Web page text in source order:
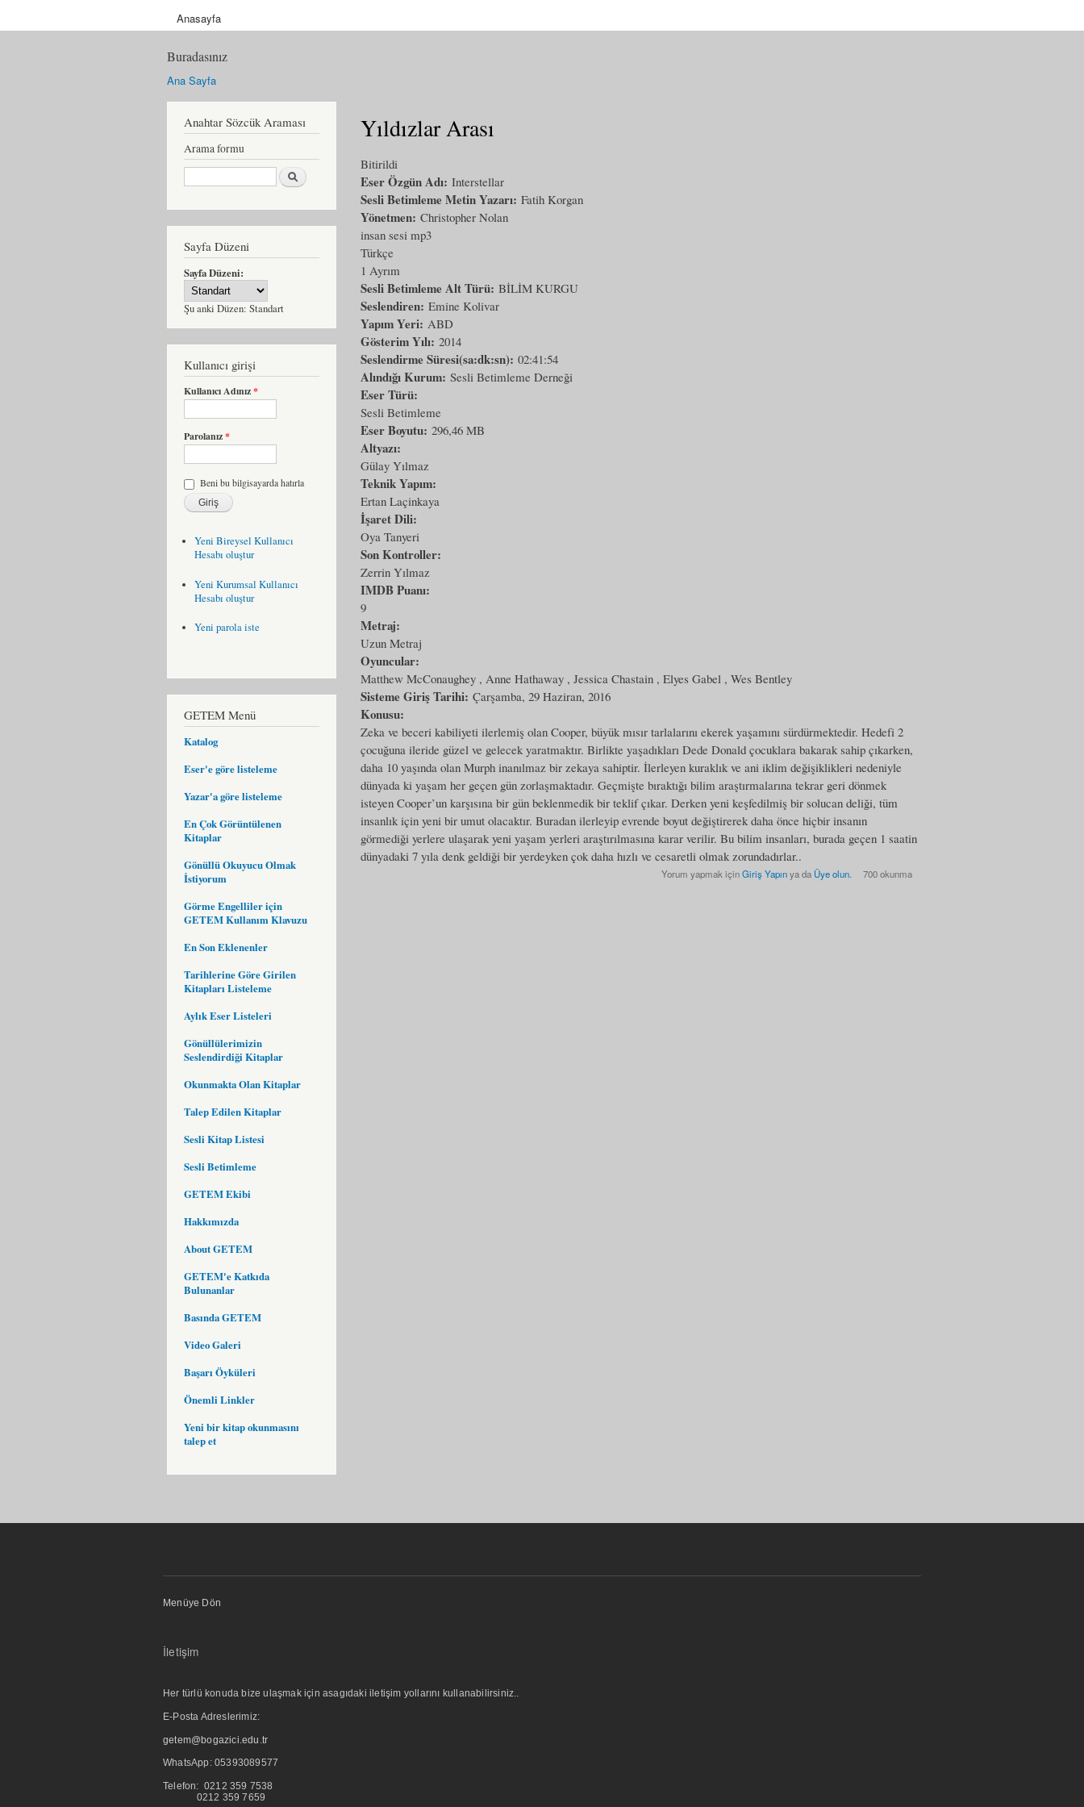
Anasayfa
Buradasınız
Ana Sayfa
Anahtar Sözcük Araması
Arama formu
Ara
Sayfa Düzeni
Sayfa Düzeni:
Şu anki Düzen: Standart
Kullanıcı girişi
Kullanıcı Adınız*
Parolanız*
Beni bu bilgisayarda hatırla
Yeni Bireysel Kullanıcı
Hesabı oluştur
Yeni Kurumsal Kullanıcı
Hesabı oluştur
Yeni parola iste
GETEM Menü
Katalog
Eser'e göre listeleme
Yazar'a göre listeleme
En Çok Görüntülenen
Kitaplar
Gönüllü Okuyucu Olmak
İstiyorum
Görme Engelliler için
GETEM Kullanım Klavuzu
En Son Eklenenler
Tarihlerine Göre Girilen
Kitapları Listeleme
Aylık Eser Listeleri
Gönüllülerimizin
Seslendirdiği Kitaplar
Okunmakta Olan Kitaplar
Talep Edilen Kitaplar
Sesli Kitap Listesi
Sesli Betimleme
GETEM Ekibi
Hakkımızda
About GETEM
GETEM'e Katkıda
Bulunanlar
Basında GETEM
Video Galeri
Başarı Öyküleri
Önemli Linkler
Yeni bir kitap okunmasını
talep et
Yıldızlar Arası
Bitirildi
Eser Özgün Adı: Interstellar
Sesli Betimleme Metin Yazarı: Fatih Korgan
Yönetmen: Christopher Nolan
insan sesi mp3
Türkçe
1 Ayrım
Sesli Betimleme Alt Türü: BİLİM KURGU
Seslendiren: Emine Kolivar
Yapım Yeri: ABD
Gösterim Yılı: 2014
Seslendirme Süresi(sa:dk:sn): 02:41:54
Alındığı Kurum: Sesli Betimleme Derneği
Eser Türü:
Sesli Betimleme
Eser Boyutu: 296,46 MB
Altyazı:
Gülay Yılmaz
Teknik Yapım:
Ertan Laçinkaya
İşaret Dili:
Oya Tanyeri
Son Kontroller:
Zerrin Yılmaz
IMDB Puanı:
9
Metraj:
Uzun Metraj
Oyuncular:
Matthew McConaughey , Anne Hathaway , Jessica Chastain , Elyes Gabel , Wes Bentley
Sisteme Giriş Tarihi: Çarşamba, 29 Haziran, 2016
Konusu:
Zeka ve beceri kabiliyeti ilerlemiş olan Cooper, büyük mısır tarlalarını ekerek yaşamını sürdürmektedir. Hedefi 2
çocuğuna ileride güzel ve gelecek yaratmaktır. Birlikte yaşadıkları Dede Donald çocuklara bakarak sahip çıkarken,
daha 10 yaşında olan Murph inanılmaz bir zekaya sahiptir. İlerleyen kuraklık ve ani iklim değişiklikleri nedeniyle
dünyada ki yaşam her geçen gün zorlaşmaktadır. Geçmişte bıraktığı bilim araştırmalarına tekrar geri dönmek
isteyen Cooper’un karşısına bir gün beklenmedik bir teklif çıkar. Derken yeni keşfedilmiş bir solucan deliği, tüm
insanlık için yeni bir umut olacaktır. Buradan ilerleyip evrende boyut değiştirerek daha önce hiçbir insanın
görmediği yerlere ulaşarak yeni yaşam yerleri araştırılmasına karar verilir. Bu bilim insanları, burada geçen 1 saatin
dünyadaki 7 yıla denk geldiği bir yerdeyken çok daha hızlı ve cesaretli olmak zorundadırlar..
Yorum yapmak içinGiriş Yapınya da Üye olun. 700 okunma
Menüye Dön
İletişim
Her türlü konuda bize ulaşmak için asagıdaki iletişim yollarını kullanabilirsiniz..
E-Posta Adreslerimiz:
getem@bogazici.edu.tr
WhatsApp: 05393089577
Telefon: 0212 359 7538
0212 359 7659